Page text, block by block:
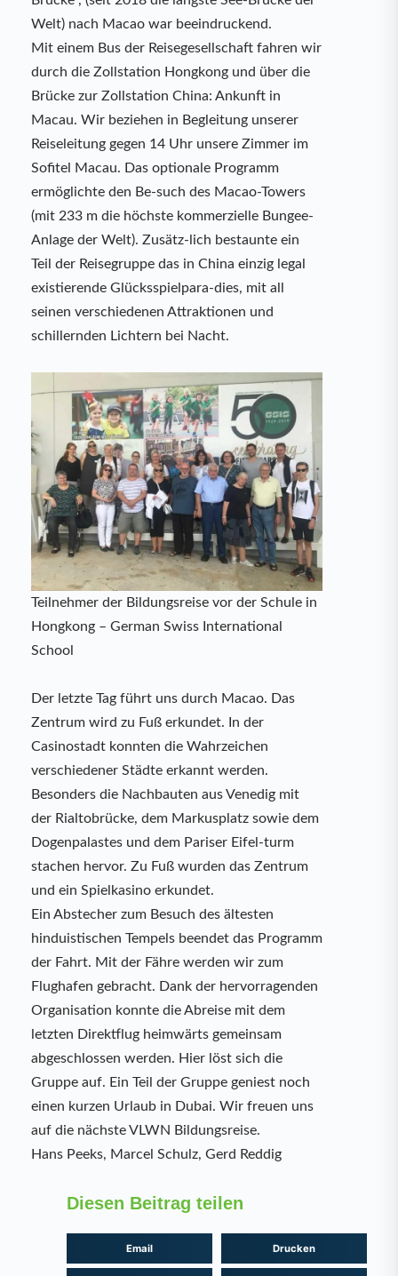
Welt) nach Macao war beeindruckend.
Mit einem Bus der Reisegesellschaft fahren wir
durch die Zollstation Hongkong und über die
Brücke zur Zollstation China: Ankunft in
Macau. Wir beziehen in Begleitung unserer
Reiseleitung gegen 14 Uhr unsere Zimmer im
Sofitel Macau. Das optionale Programm
ermöglichte den Be-such des Macao-Towers
(mit 233 m die höchste kommerzielle Bungee-
Anlage der Welt). Zusätz-lich bestaunte ein
Teil der Reisegruppe das in China einzig legal
existierende Glücksspielpara-dies, mit all
seinen verschiedenen Attraktionen und
schillernden Lichtern bei Nacht.
Teilnehmer der Bildungsreise vor der Schule in
Hongkong – German Swiss International
School
Der letzte Tag führt uns durch Macao. Das
Zentrum wird zu Fuß erkundet. In der
Casinostadt konnten die Wahrzeichen
verschiedener Städte erkannt werden.
Besonders die Nachbauten aus Venedig mit
der Rialtobrücke, dem Markusplatz sowie dem
Dogenpalastes und dem Pariser Eifel-turm
stachen hervor. Zu Fuß wurden das Zentrum
und ein Spielkasino erkundet.
Ein Abstecher zum Besuch des ältesten
hinduistischen Tempels beendet das Programm
der Fahrt. Mit der Fähre werden wir zum
Flughafen gebracht. Dank der hervorragenden
Organisation konnte die Abreise mit dem
letzten Direktflug heimwärts gemeinsam
abgeschlossen werden. Hier löst sich die
Gruppe auf. Ein Teil der Gruppe geniest noch
einen kurzen Urlaub in Dubai. Wir freuen uns
auf die nächste VLWN Bildungsreise.
Hans Peeks, Marcel Schulz, Gerd Reddig
Diesen Beitrag teilen
Email Drucken